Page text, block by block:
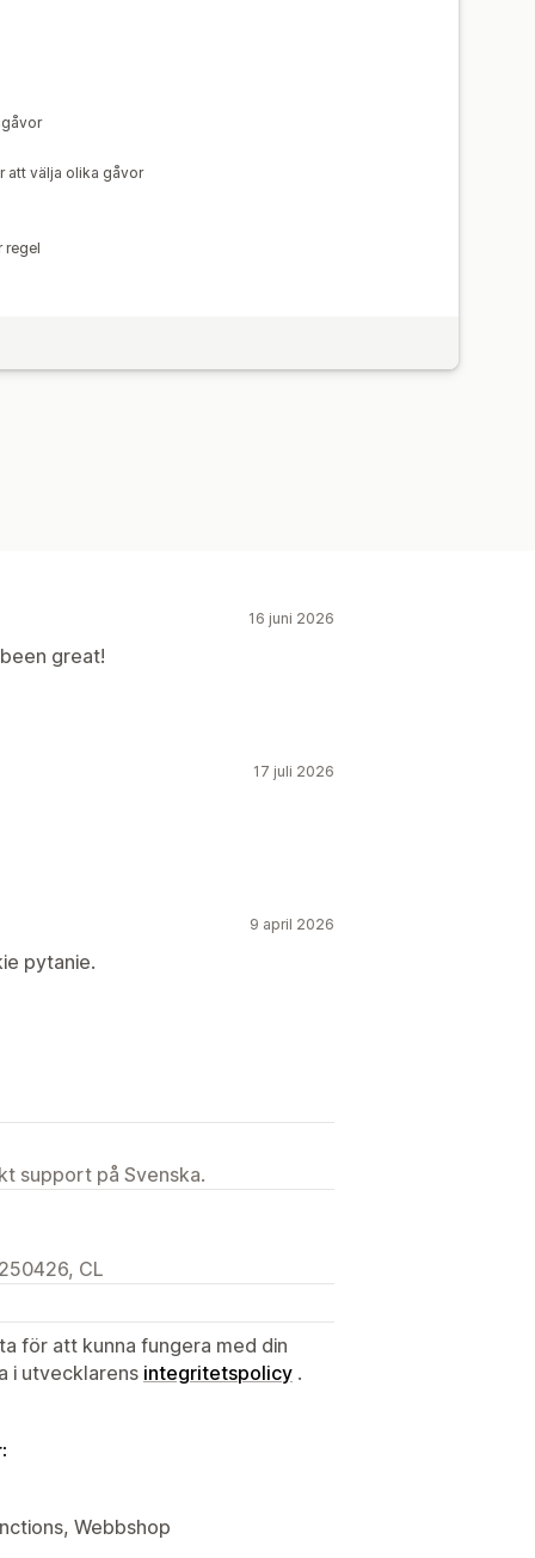
att välja olika gåvor
regel
16 juni 2026
great!
17 juli 2026
9 april 2026
pytanie.
support på Svenska.
CL
för att kunna fungera med din
i utvecklarens integritetspolicy .
Webbshop